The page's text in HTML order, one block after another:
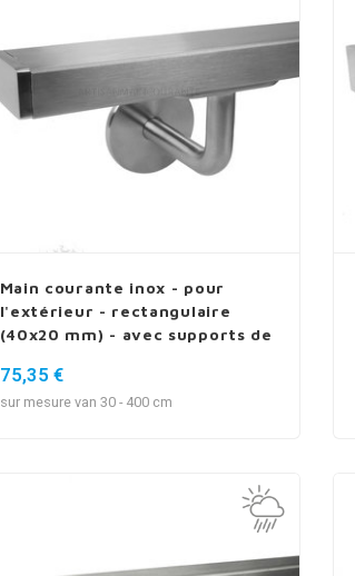
Main courante inox - pour
l'extérieur - rectangulaire
(40x20 mm) - avec supports de
75,35 €
sur mesure van 30 - 400 cm